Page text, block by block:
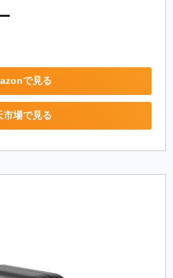
で見る
市場で見る